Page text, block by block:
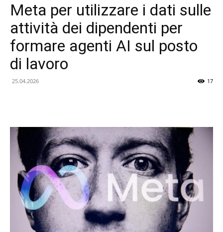
Meta per utilizzare i dati sulle
attività dei dipendenti per
formare agenti AI sul posto
di lavoro
25.04.2026 17